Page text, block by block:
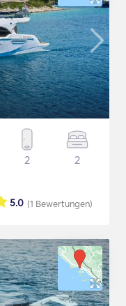
2 2
(1 Bewertungen)
5.0